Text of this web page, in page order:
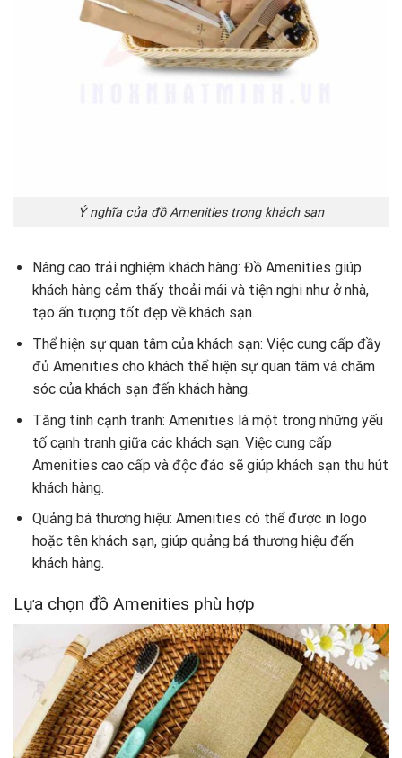
Ý nghĩa của đồ Amenities trong khách sạn
Nâng cao trải nghiệm khách hàng: Đồ Amenities giúp
khách hàng cảm thấy thoải mái và tiện nghi như ở nhà,
tạo ấn tượng tốt đẹp về khách sạn.
Thể hiện sự quan tâm của khách sạn: Việc cung cấp đầy
đủ Amenities cho khách thể hiện sự quan tâm và chăm
sóc của khách sạn đến khách hàng.
Tăng tính cạnh tranh: Amenities là một trong những yếu
tố cạnh tranh giữa các khách sạn. Việc cung cấp
Amenities cao cấp và độc đáo sẽ giúp khách sạn thu hút
khách hàng.
Quảng bá thương hiệu: Amenities có thể được in logo
hoặc tên khách sạn, giúp quảng bá thương hiệu đến
khách hàng.
Lựa chọn đồ Amenities phù hợp